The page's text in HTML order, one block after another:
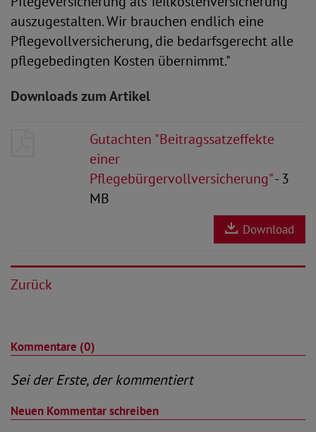
auszugestalten. Wir brauchen endlich eine
Pflegevollversicherung, die bedarfsgerecht alle
pflegebedingten Kosten übernimmt."
Downloads zum Artikel
Gutachten "Beitragssatzeffekte
einer
Pflegebürgervollversicherung"- 3
MB
Download
Zurück
Kommentare (0)
Sei der Erste, der kommentiert
Neuen Kommentar schreiben